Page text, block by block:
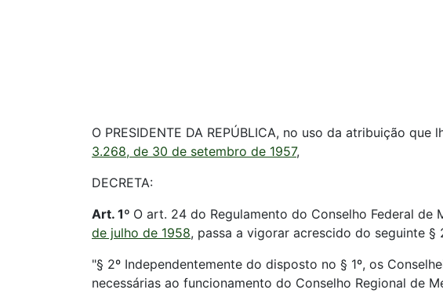
O PRESIDENTE DA REPÚBLICA, no uso da atribuição
3.268, de 30 de setembro de 1957,
DECRETA:
Art. 1º O art. 24 do Regulamento do Conselho Federal de
de julho de 1958, passa a vigorar acrescido do seguinte
"§ 2º Independentemente do disposto no § 1º, os
necessárias ao funcionamento do Conselho Regional de